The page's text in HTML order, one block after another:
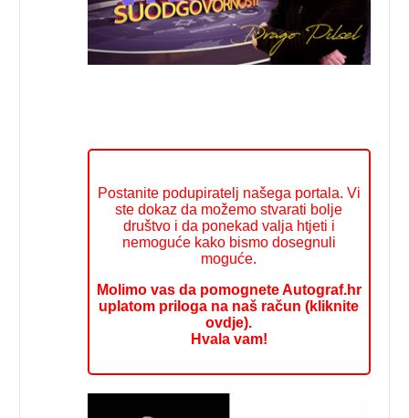
Postanite podupiratelj našega portala. Vi
ste dokaz da možemo stvarati bolje
društvo i da ponekad valja htjeti i
nemoguće kako bismo dosegnuli
moguće.
Molimo vas da pomognete Autograf.hr
uplatom priloga na naš račun (kliknite
ovdje).
Hvala vam!